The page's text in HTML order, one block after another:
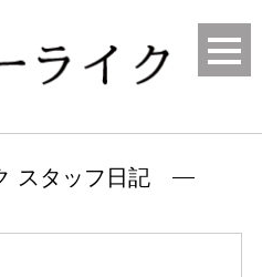
スタッフ日記